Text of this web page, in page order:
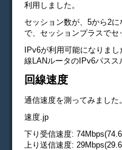
利用しました。
セッション数が、5から2
で、セッションプラスでセ
IPv6が利用可能になりま
線LANルータのIPv6パスス
回線速度
通信速度を測ってみました。
速度.jp
下り受信速度:
上り送信速度: